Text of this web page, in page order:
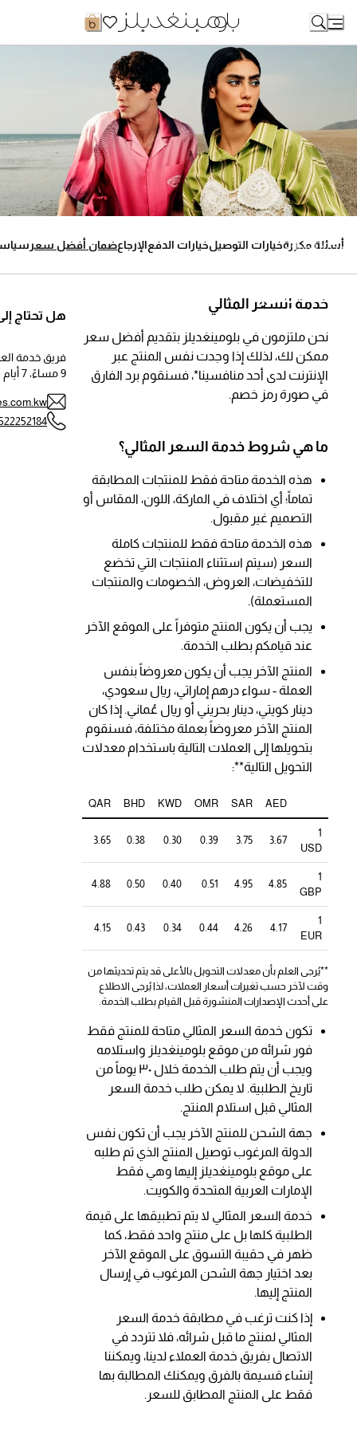
Content
خدمة العملاء
أسئلة مكررة
أسئلة مكررةخيارات التوصيلخيارات الدفعالإرجاعضمان أفضل سعر
خدمة السعر المثالي
نحن ملتزمون في بلومينغديلز بتقديم أفضل سعر
ممكن لك، لذلك إذا وجدت نفس المنتج عبر
الإنترنت لدى أحد منافسينا*، فسنقوم برد الفارق
في صورة رمز خصم.
ما هي شروط خدمة السعر المثالي؟
هذه الخدمة متاحة فقط للمنتجات المطابقة
تماماً؛ أي اختلاف في الماركة، اللون، المقاس أو
التصميم غير مقبول.
هذه الخدمة متاحة فقط للمنتجات كاملة
السعر (سيتم استثناء المنتجات التي تخضع
للتخفيضات، العروض، الخصومات والمنتجات
المستعملة).
يجب أن يكون المنتج متوفراً على الموقع الآخر
عند قيامكم بطلب الخدمة.
المنتج الآخر يجب أن يكون معروضاً بنفس
العملة - سواء درهم إماراتي، ريال سعودي،
دينار كويتي، دينار بحريني أو ريال عُماني. إذا كان
المنتج الآخر معروضاً بعملة مختلفة، فسنقوم
بتحويلها إلى العملات التالية باستخدام معدلات
التحويل التالية**:
AED
SAR
OMR
KWD
BHD
QAR
1
USD
3.67
3.75
0.39
0.30
0.38
3.65
1
GBP
4.85
4.95
0.51
0.40
0.50
4.88
1
EUR
4.17
4.26
0.44
0.34
0.43
4.15
**يُرجى العلم بأن معدلات التحويل بالأعلى قد يتم تحديثها من
وقت لآخر حسب تغيرات أسعار العملات، لذا يُرجى الاطلاع
على أحدث الإصدارات المنشورة قبل القيام بطلب الخدمة.
تكون خدمة السعر المثالي متاحة للمنتج فقط
فور شرائه من موقع بلومينغديلز واستلامه
ويجب أن يتم طلب الخدمة خلال ٣٠ يوماً من
تاريخ الطلبية. لا يمكن طلب خدمة السعر
المثالي قبل استلام المنتج.
جهة الشحن للمنتج الآخر يجب أن تكون نفس
الدولة المرغوب توصيل المنتج الذي تم طلبه
على موقع بلومينغديلز إليها وهي فقط
الإمارات العربية المتحدة والكويت.
خدمة السعر المثالي لا يتم تطبيقها على قيمة
الطلبية كلها بل على منتج واحد فقط، كما
ظهر في حقيبة التسوق على الموقع الآخر
بعد اختيار جهة الشحن المرغوب في إرسال
المنتج إليها.
إذا كنت ترغب في مطابقة خدمة السعر
المثالي لمنتج ما قبل شرائه، فلا تتردد في
الاتصال بفريق خدمة العملاء لدينا، ويمكننا
إنشاء قسيمة بالفرق ويمكنك المطالبة بها
فقط على المنتج المطابق للسعر.
هل تحتاج
9 مساءً، 7 أيام في الأسبوع.